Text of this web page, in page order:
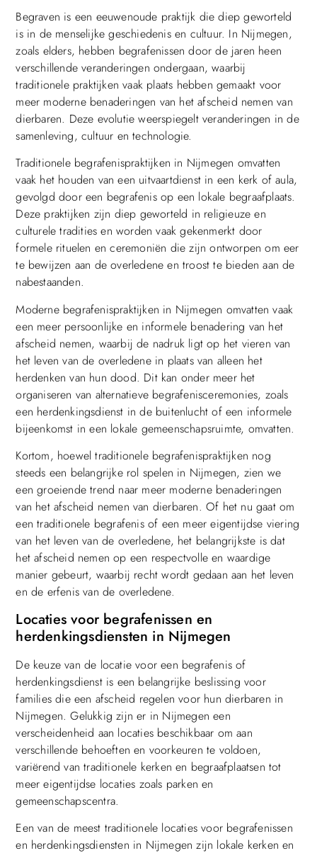
Begraven is een eeuwenoude praktijk die diep geworteld
is in de menselijke geschiedenis en cultuur. In Nijmegen,
zoals elders, hebben begrafenissen door de jaren heen
verschillende veranderingen ondergaan, waarbij
traditionele praktijken vaak plaats hebben gemaakt voor
meer moderne benaderingen van het afscheid nemen van
dierbaren. Deze evolutie weerspiegelt veranderingen in de
samenleving, cultuur en technologie.
Traditionele begrafenispraktijken in Nijmegen omvatten
vaak het houden van een uitvaartdienst in een kerk of aula,
gevolgd door een begrafenis op een lokale begraafplaats.
Deze praktijken zijn diep geworteld in religieuze en
culturele tradities en worden vaak gekenmerkt door
formele rituelen en ceremoniën die zijn ontworpen om eer
te bewijzen aan de overledene en troost te bieden aan de
nabestaanden.
Moderne begrafenispraktijken in Nijmegen omvatten vaak
een meer persoonlijke en informele benadering van het
afscheid nemen, waarbij de nadruk ligt op het vieren van
het leven van de overledene in plaats van alleen het
herdenken van hun dood. Dit kan onder meer het
organiseren van alternatieve begrafenisceremonies, zoals
een herdenkingsdienst in de buitenlucht of een informele
bijeenkomst in een lokale gemeenschapsruimte, omvatten.
Kortom, hoewel traditionele begrafenispraktijken nog
steeds een belangrijke rol spelen in Nijmegen, zien we
een groeiende trend naar meer moderne benaderingen
van het afscheid nemen van dierbaren. Of het nu gaat om
een traditionele begrafenis of een meer eigentijdse viering
van het leven van de overledene, het belangrijkste is dat
het afscheid nemen op een respectvolle en waardige
manier gebeurt, waarbij recht wordt gedaan aan het leven
en de erfenis van de overledene.
Locaties voor begrafenissen en
herdenkingsdiensten in Nijmegen
De keuze van de locatie voor een begrafenis of
herdenkingsdienst is een belangrijke beslissing voor
families die een afscheid regelen voor hun dierbaren in
Nijmegen. Gelukkig zijn er in Nijmegen een
verscheidenheid aan locaties beschikbaar om aan
verschillende behoeften en voorkeuren te voldoen,
variërend van traditionele kerken en begraafplaatsen tot
meer eigentijdse locaties zoals parken en
gemeenschapscentra.
Een van de meest traditionele locaties voor begrafenissen
en herdenkingsdiensten in Nijmegen zijn lokale kerken en